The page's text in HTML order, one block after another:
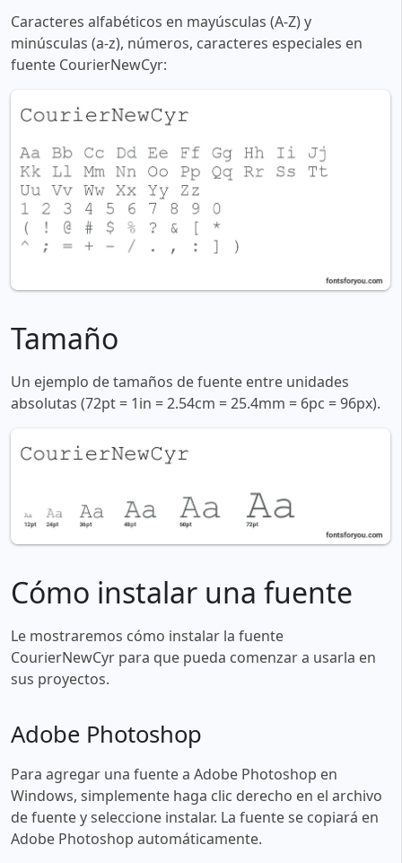
Caracteres alfabéticos en mayúsculas (A-Z) y
minúsculas (a-z), números, caracteres especiales en
fuente CourierNewCyr:
Tamaño
Un ejemplo de tamaños de fuente entre unidades
absolutas (72pt = 1in = 2.54cm = 25.4mm = 6pc = 96px).
Cómo instalar una fuente
Le mostraremos cómo instalar la fuente
CourierNewCyr para que pueda comenzar a usarla en
sus proyectos.
Adobe Photoshop
Para agregar una fuente a Adobe Photoshop en
Windows, simplemente haga clic derecho en el archivo
de fuente y seleccione instalar. La fuente se copiará en
Adobe Photoshop automáticamente.